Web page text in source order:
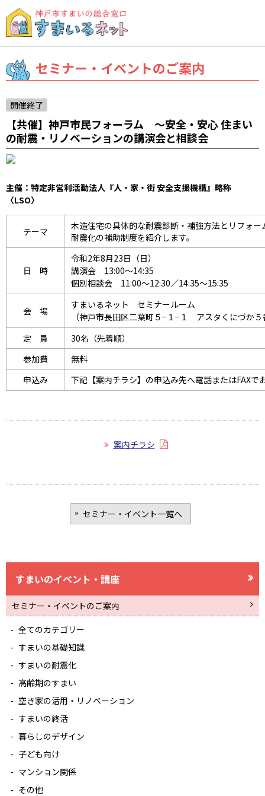
セミナー・イベントのご案内
開催終了
【共催】神戸市民フォーラム 〜安全・安心 住まい
の耐震・リノベーションの講演会と相談会
主催：特定非営利活動法人『人・家・街 安全支援機構』略称
〈LSO〉
テーマ
木造住宅の具体的な耐震診断・補強方法とリフォ
耐震化の補助制度を紹介します。
日 時
令和2年8月23日（日）
講演会 13:00〜14:35
個別相談会 11:00〜12:30／14:35〜15:35
会 場
すまいるネット セミナールーム
（神戸市長田区二葉町５−１−１ アスタくにづか
定 員
30名（先着順）
参加費
無料
申込み
下記【案内チラシ】の申込み先へ電話またはFAXで
案内チラシ
セミナー・イベント一覧へ
すまいのイベント・講座
セミナー・イベントのご案内
全てのカテゴリー
すまいの基礎知識
すまいの耐震化
高齢期のすまい
空き家の活用・リノベーション
すまいの終活
暮らしのデザイン
子ども向け
マンション関係
その他